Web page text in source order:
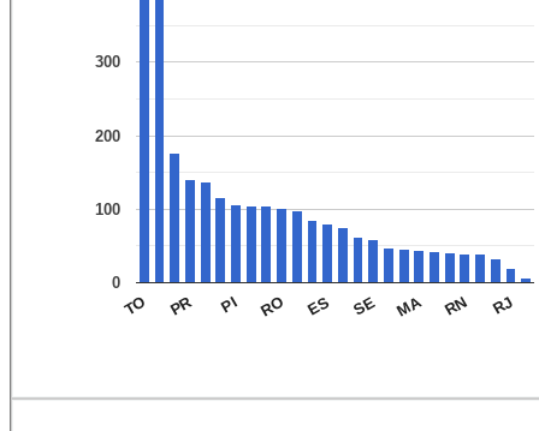
TO PR PI RO ES SE MA RN RJ
0
100
200
300